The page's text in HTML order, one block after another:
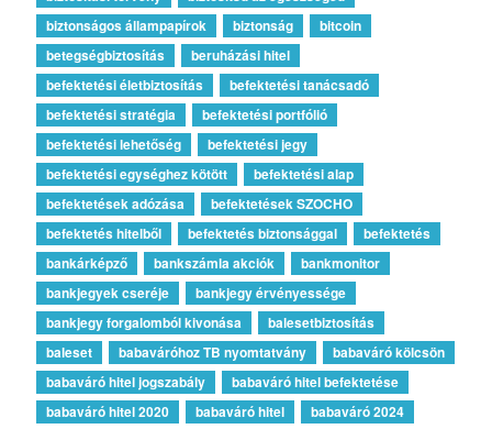
biztonságos állampapírok
biztonság
bitcoin
betegségbiztosítás
beruházási hitel
befektetési életbiztosítás
befektetési tanácsadó
befektetési stratégia
befektetési portfólió
befektetési lehetőség
befektetési jegy
befektetési egységhez kötött
befektetési alap
befektetések adózása
befektetések SZOCHO
befektetés hitelből
befektetés biztonsággal
befektetés
bankárképző
bankszámla akciók
bankmonitor
bankjegyek cseréje
bankjegy érvényessége
bankjegy forgalomból kivonása
balesetbiztosítás
baleset
babaváróhoz TB nyomtatvány
babaváró kölcsön
babaváró hitel jogszabály
babaváró hitel befektetése
babaváró hitel 2020
babaváró hitel
babaváró 2024